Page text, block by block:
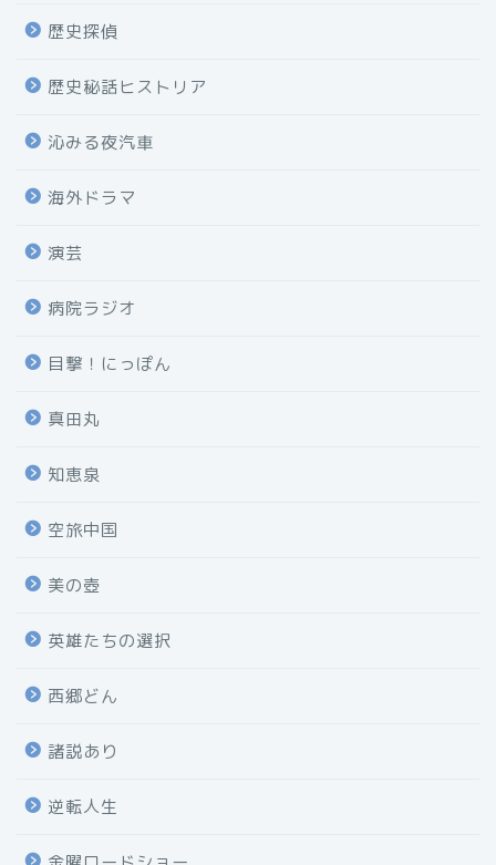
歴史探偵
歴史秘話ヒストリア
沁みる夜汽車
海外ドラマ
演芸
病院ラジオ
目撃！にっぽん
真田丸
知恵泉
空旅中国
美の壺
英雄たちの選択
西郷どん
諸説あり
逆転人生